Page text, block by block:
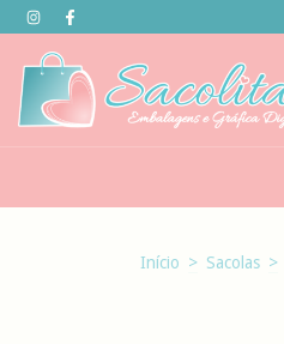
Início > Sacolas >